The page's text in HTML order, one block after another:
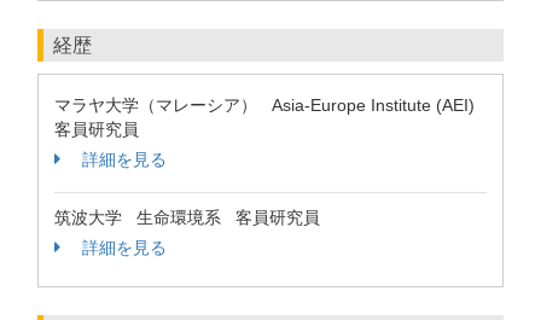
経歴
マラヤ大学（マレーシア） Asia-Europe Institute (AEI)
客員研究員
詳細を見る
筑波大学 生命環境系 客員研究員
詳細を見る